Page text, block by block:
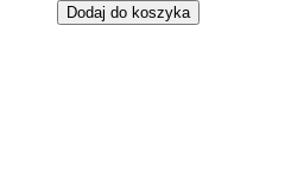
Dodaj do koszyka